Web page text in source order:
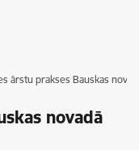
ārstu prakses Bauskas
novadā